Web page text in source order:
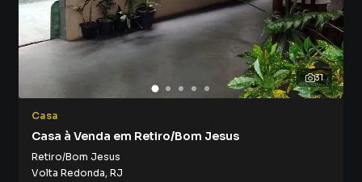
31
Casa
Casa à Venda em Retiro/Bom Jesus
Retiro/Bom Jesus
Volta Redonda, RJ